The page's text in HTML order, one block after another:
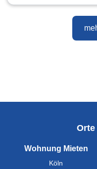
Wohnung Mieten
Köln